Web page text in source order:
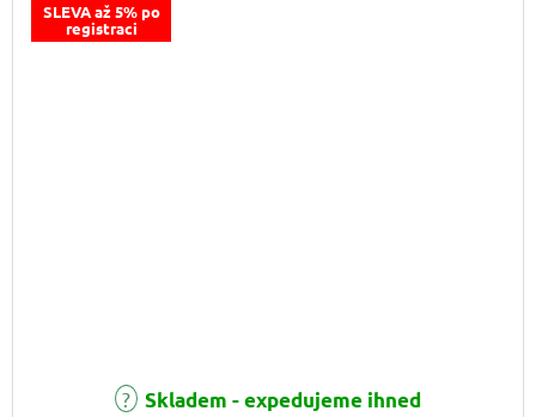
SLEVA až 5% po
registraci
Skladem - expedujeme ihned